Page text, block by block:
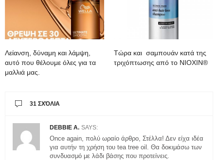
Λείανση, δύναμη και λάμψη,
αυτό που θέλουμε όλες για τα
μαλλιά μας.
Τώρα και σαμπουάν κατά της
τριχόπτωσης από το NIOXIN®
31 ΣΧΌΛΙΑ
DEBBIE A. SAYS:
Once again, πολύ ωραίο άρθρο, Στέλλα! Δεν είχα ιδέα
για αυτήν τη χρήση του tea tree oil. Θα δοκιμάσω των
συνδυασμό με λάδι βάσης που προτείνεις.